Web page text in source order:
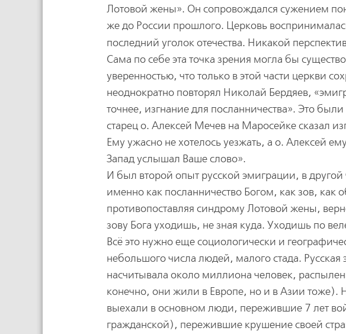
Лотовой жены». Он сопровождался сужением
же до России прошлого. Церковь
последний уголок отечества. Никакой
Сама по себе эта точка зрения могла бы
уверенностью, что только в этой части церкви
неоднократно повторял Николай Бердяев,
точнее, изгнание для посланничества». Это
старец о. Алексей Мечев на Маросейке сказал
Ему ужасно не хотелось уезжать, а о. Алексей
Запад услышал Ваше слово».
И был второй опыт русской эмиграции, в другой
именно как посланничество Богом, как зов,
противопоставляя синдрому Лотовой жены,
зову Бога уходишь, не зная куда. Уходишь по
Всё это нужно еще социологически и
небольшого числа людей, малого стада.
насчитывала около миллиона человек,
конечно, они жили в Европе, но и в Азии тоже).
выехали в основном люди, пережившие 7 лет
гражданской), пережившие крушение своей